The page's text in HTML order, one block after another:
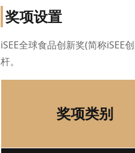
奖项设置
iSEE全球食品创新奖(简称iSEE
杆。
奖项类别